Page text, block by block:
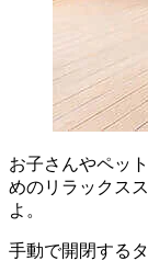
お子さんやペッ
めのリラックス
よ。
手動で開閉する